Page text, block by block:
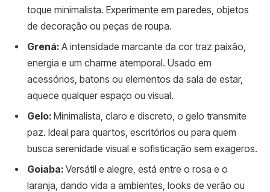
toque minimalista. Experimente em paredes, objetos
de decoração ou peças de roupa.
Grená: A intensidade marcante da cor traz paixão,
energia e um charme atemporal. Usado em
acessórios, batons ou elementos da sala de estar,
aquece qualquer espaço ou visual.
Gelo: Minimalista, claro e discreto, o gelo transmite
paz. Ideal para quartos, escritórios ou para quem
busca serenidade visual e sofisticação sem exageros.
Goiaba: Versátil e alegre, está entre o rosa e o
laranja, dando vida a ambientes, looks de verão ou